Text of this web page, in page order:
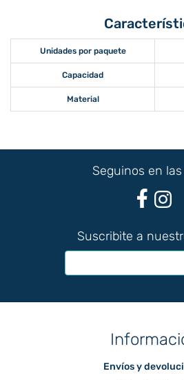
Unidades por paquete
Capacidad
Material
Seguinos en
Suscribite a
Envíos y